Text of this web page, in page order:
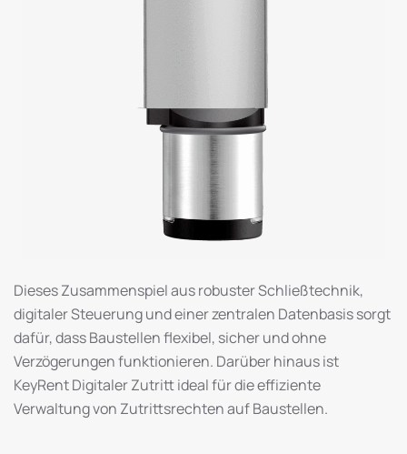
Dieses Zusammenspiel aus robuster Schließtechnik,
digitaler Steuerung und einer zentralen Datenbasis sorgt
dafür, dass Baustellen flexibel, sicher und ohne
Verzögerungen funktionieren. Darüber hinaus ist
KeyRent Digitaler Zutritt ideal für die effiziente
Verwaltung von Zutrittsrechten auf Baustellen.